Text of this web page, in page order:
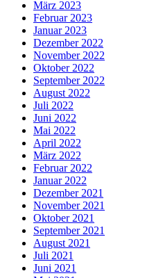
März 2023
Februar 2023
Januar 2023
Dezember 2022
November 2022
Oktober 2022
September 2022
August 2022
Juli 2022
Juni 2022
Mai 2022
April 2022
März 2022
Februar 2022
Januar 2022
Dezember 2021
November 2021
Oktober 2021
September 2021
August 2021
Juli 2021
Juni 2021